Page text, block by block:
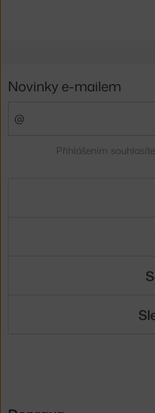
Novinky e-mailem
Přihlášením